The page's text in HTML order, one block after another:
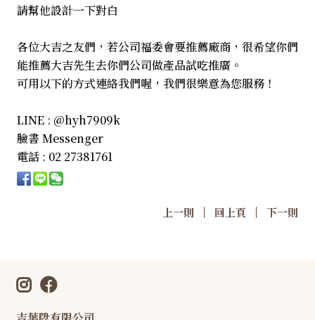
請幫他設計一下對白
各位大吉之友們，若公司福委會要推薦廠商，很希望你們
能推薦大吉先生去你們公司做產品試吃推廣。
可用以下的方式連絡我們喔，我們很樂意為您服務！
LINE : @hyh7909k
臉書 Messenger
電話 : 02 27381761
上一則 | 回上頁 |下一則